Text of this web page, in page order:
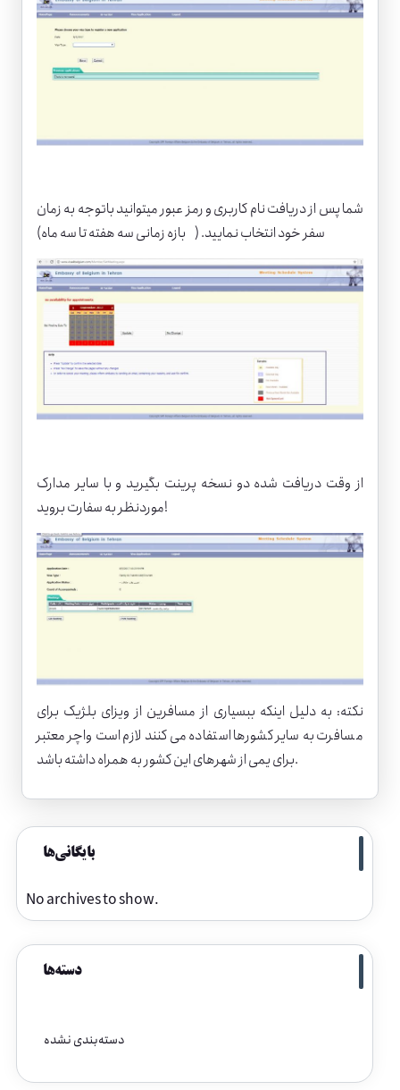
شما پس از دریافت نام کاربری و رمز عبور میتوانید باتوجه به زمان
سفر خود انتخاب نمایید. ( بازه زمانی سه هفته تا سه ماه)
از وقت دریافت شده دو نسخه پرینت بگیرید و با سایر مدارک
موردنظر به سفارت بروید!
نکته: به دلیل اینکه ببسیاری از مسافرین از ویزای بلژیک برای
مسافرت به سایر کشورها استفاده می کنند لازم است واچر معتبر
برای یمی از شهرهای این کشور به همراه داشته باشد.
بایگانی‌ها
No archives to show.
دسته‌ها
دسته‌بندی نشده